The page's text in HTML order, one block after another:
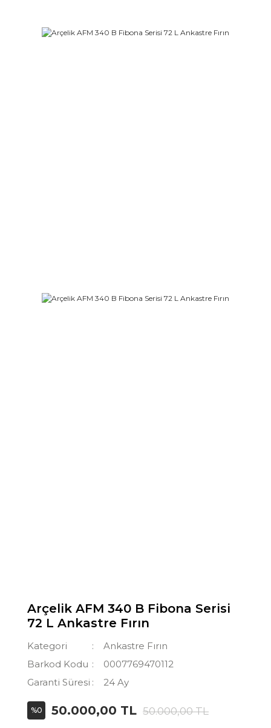
Arçelik AFM 340 B Fibona Serisi
72 L Ankastre Fırın
Kategori
Ankastre Fırın
Barkod Kodu
0007769470112
Garanti Süresi
24 Ay
%0 50.000,00 TL 50.000,00 TL